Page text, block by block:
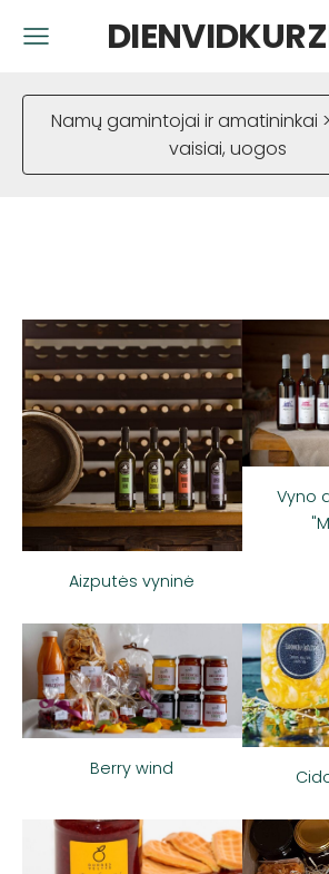
Namų gamintojai ir amatininkai
vaisiai, uogos
Aizputės vyninė
Vyno
Berry wind